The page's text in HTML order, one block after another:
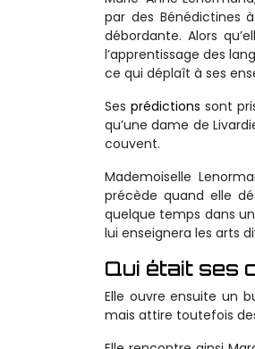
par des Bénédictines
débordante. Alors
l’apprentissage des
ce qui déplaît à ses
Sesprédictions sont
qu’une dame de
couvent.
Mademoiselle
précède quand elle
quelque temps dans
lui enseignera les arts
Qui était ses
Elle ouvre ensuite un
mais attire toutefois